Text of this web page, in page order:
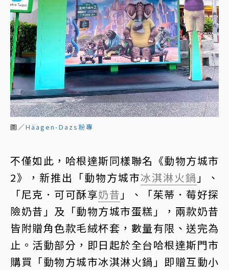
圖／Häagen-Dazs粉專
不僅如此，哈根達斯同樣聯名《動物方城市
2》，新推出「動物方城市冰淇淋火鍋 」、
「尼克．可可酥享奶昔 」、「茱蒂．莓好探
險奶昔」及「動物方城市蛋糕」，兩款奶昔
皆附贈角色款毛絨杯套，數量有限、送完為
止。活動部分，即日起於全台哈根達斯門市
購買「動物方城市冰淇淋火鍋」即贈互動小